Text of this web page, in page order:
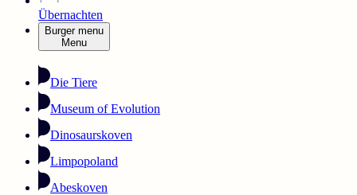
Übernachten
Burger menu
Menu
Die Tiere
Museum of Evolution
Dinosaurskoven
Limpopoland
Abeskoven